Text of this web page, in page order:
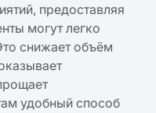
предоставляя
могут легко
снижает объём
удобный способ